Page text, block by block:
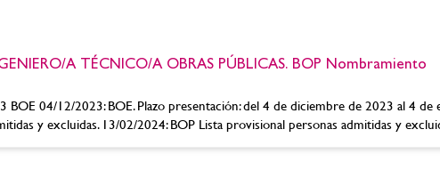
A TÉCNICO/A OBRAS PÚBLICAS. BOP Nombramiento
04/12/2023: BOE. Plazo presentación: del 4 de diciembre de 2023 al 4 de
y excluidas. 13/02/2024: BOP Lista provisional personas admitidas y